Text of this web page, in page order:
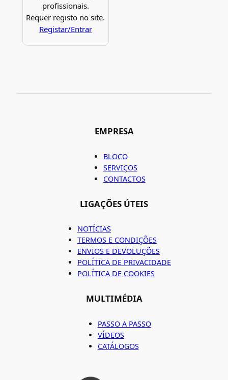
profissionais.
Requer registo no site.
Registar/Entrar
EMPRESA
BLOCO
SERVIÇOS
CONTACTOS
LIGAÇÕES ÚTEIS
NOTÍCIAS
TERMOS E CONDIÇÕES
ENVIOS E DEVOLUÇÕES
POLÍTICA DE PRIVACIDADE
POLÍTICA DE COOKIES
MULTIMÉDIA
PASSO A PASSO
VÍDEOS
CATÁLOGOS